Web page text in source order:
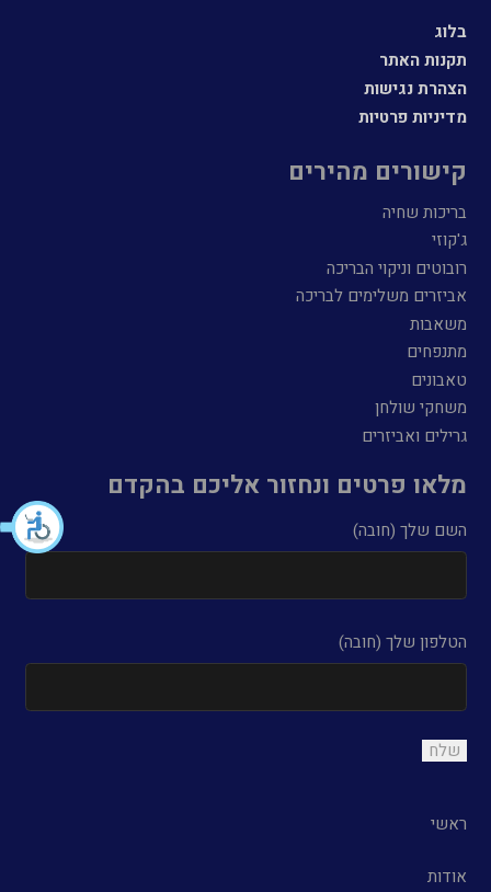
בלוג
תקנות האתר
הצהרת נגישות
מדיניות פרטיות
קישורים מהירים
בריכות שחיה
ג'קוזי
רובוטים וניקוי הבריכה
אביזרים משלימים לבריכה
משאבות
מתנפחים
טאבונים
משחקי שולחן
גרילים ואביזרים
מלאו פרטים ונחזור אליכם בהקדם
השם שלך (חובה)
הטלפון שלך (חובה)
ראשי
אודות